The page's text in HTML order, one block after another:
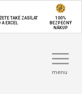
TAKÉ ZASÍLAT
A EXCEL
100%
BEZPEČNÝ
NÁKUP
menu